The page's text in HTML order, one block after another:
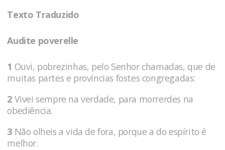
Texto Traduzido
Audite poverelle
1 Ouvi, pobrezinhas, pelo Senhor chamadas, que de
muitas partes e províncias fostes congregadas:
2 Vivei sempre na verdade, para morrerdes na
obediência.
3 Não olheis a vida de fora, porque a do espírito é
melhor.